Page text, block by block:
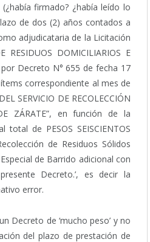
firmado? ¿había leído lo
de dos (2) años contados a
adjudicataria de la Licitación
RESIDUOS DOMICILIARIOS E
por Decreto N° 655 de fecha 17
correspondiente al mes de
SERVICIO DE RECOLECCIÓN
ZÁRATE”, en función de la
de PESOS SEISCIENTOS
de Residuos Sólidos
de Barrido adicional con
Decreto.’, es decir la
error.
Decreto de ‘mucho peso’ y no
del plazo de prestación de